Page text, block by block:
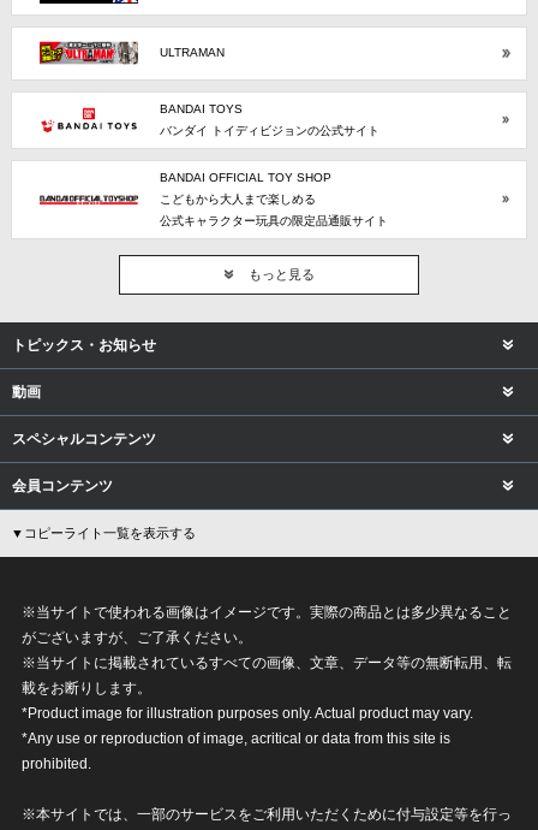
ULTRAMAN
BANDAI TOYS
バンダイ トイディビジョンの公式サイト
BANDAI OFFICIAL TOY SHOP
こどもから大人まで楽しめる
公式キャラクター玩具の限定品通販サイト
もっと見る
トピックス・お知らせ
動画
スペシャルコンテンツ
会員コンテンツ
▼コピーライト一覧を表示する
※当サイトで使われる画像はイメージです。実際の商品とは多少異なること
がございますが、ご了承ください。
※当サイトに掲載されているすべての画像、文章、データ等の無断転用、転
載をお断りします。
*Product image for illustration purposes only. Actual product may vary.
*Any use or reproduction of image, acritical or data from this site is
prohibited.
※本サイトでは、一部のサービスをご利用いただくために付与設定等を行っ